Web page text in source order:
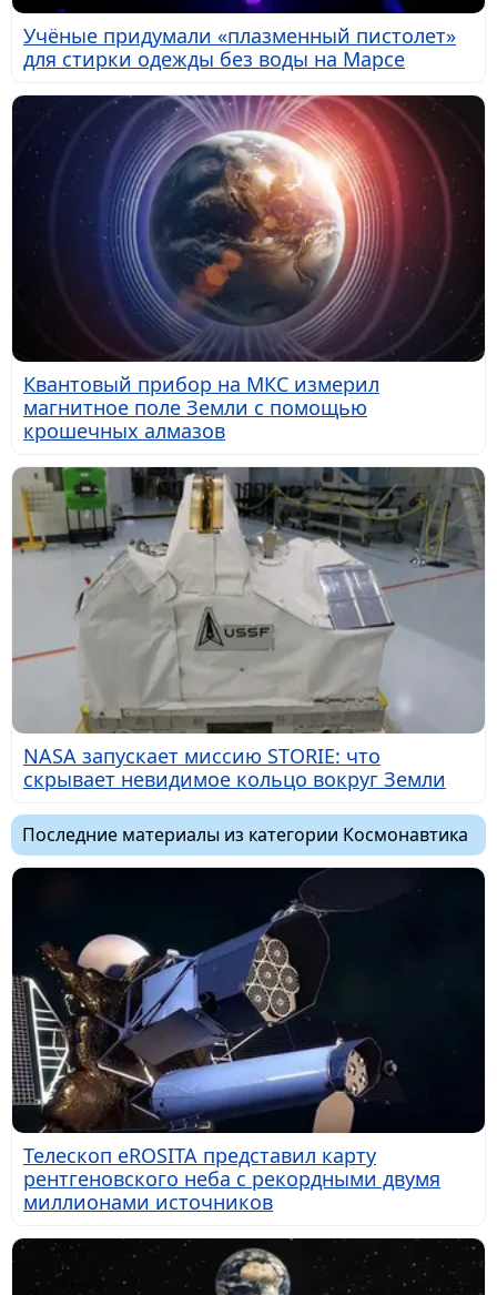
Учёные придумали «плазменный пистолет»
для стирки одежды без воды на Марсе
Квантовый прибор на МКС измерил
магнитное поле Земли с помощью
крошечных алмазов
NASA запускает миссию STORIE: что
скрывает невидимое кольцо вокруг Земли
Последние материалы из категории Космонавтика
Телескоп eROSITA представил карту
рентгеновского неба с рекордными двумя
миллионами источников